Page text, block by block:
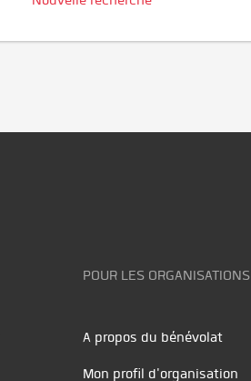
POUR LES ORGANISATIONS
A propos du bénévolat
Mon profil d'organisation